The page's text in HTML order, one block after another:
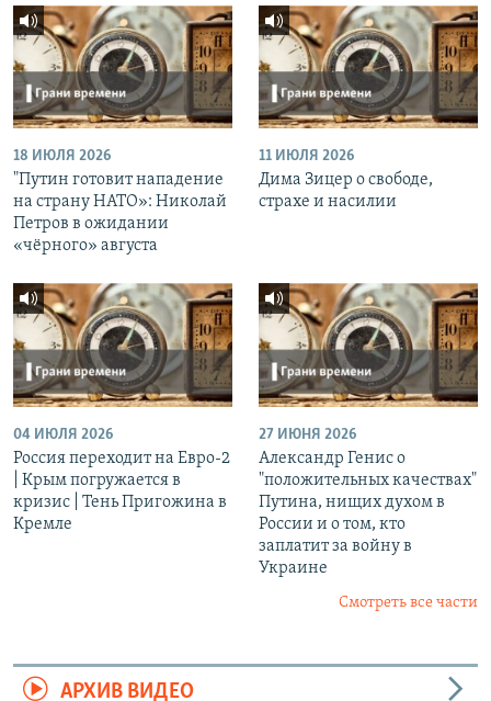
18 ИЮЛЯ 2026
"Путин готовит нападение
на страну НАТО»: Николай
Петров в ожидании
«чёрного» августа
11 ИЮЛЯ 2026
Дима Зицер о свободе,
страхе и насилии
04 ИЮЛЯ 2026
Россия переходит на Евро-2
| Крым погружается в
кризис | Тень Пригожина в
Кремле
27 ИЮНЯ 2026
Александр Генис о
"положительных качествах"
Путина, нищих духом в
России и о том, кто
заплатит за войну в
Украине
Смотреть все части
АРХИВ ВИДЕО